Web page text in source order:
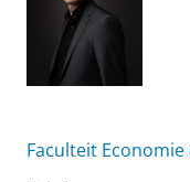
Faculteit